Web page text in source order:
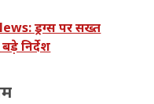
ड्रग्स पर सख्त
निर्देश